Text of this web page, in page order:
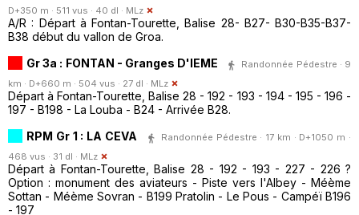
D+350 m · 511 vus · 40 dl · MLz
A/R : Départ à Fontan-Tourette, Balise 28- B27- B30-B35-B37-
B38 début du vallon de Groa.
Gr 3a : FONTAN - Granges D'IEME
Randonnée Pédestre · 9
km · D+660 m · 504 vus · 27 dl · MLz
Départ à Fontan-Tourette, Balise 28 - 192 - 193 - 194 - 195 - 196 -
197 - B198 - La Louba - B24 - Arrivée B28.
RPM Gr 1 : LA CEVA
Randonnée Pédestre · 17 km · D+1050 m ·
468 vus · 31 dl · MLz
Départ à Fontan-Tourette, Balise 28 - 192 - 193 - 227 - 226 ?
Option : monument des aviateurs - Piste vers l'Albey - Méème
Sottan - Méème Sovran - B199 Pratolin - Le Pous - Campéï B196
- 197